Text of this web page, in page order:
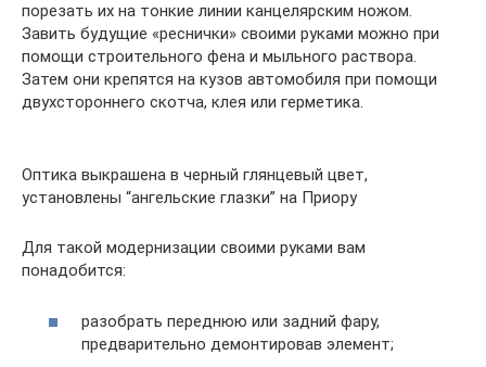
порезать их на тонкие линии канцелярским ножом.
Завить будущие «реснички» своими руками можно при
помощи строительного фена и мыльного раствора.
Затем они крепятся на кузов автомобиля при помощи
двухстороннего скотча, клея или герметика.
Оптика выкрашена в черный глянцевый цвет,
установлены “ангельские глазки” на Приору
Для такой модернизации своими руками вам
понадобится:
разобрать переднюю или задний фару,
предварительно демонтировав элемент;